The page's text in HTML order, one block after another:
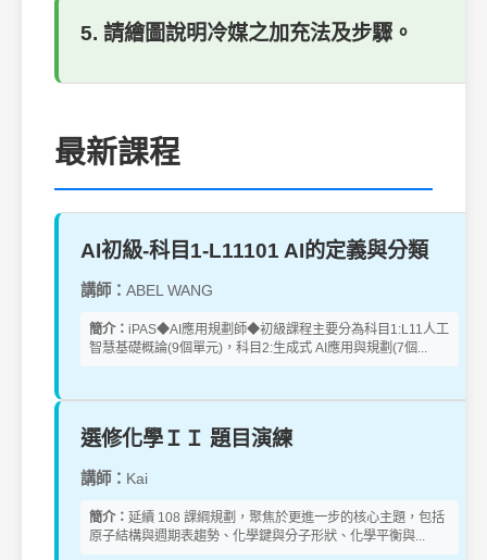
5. 請繪圖說明冷媒之加充法及步驟。
最新課程
AI初級-科目1-L11101 AI的定義與分類
講師： ABEL WANG
簡介： iPAS◆AI應用規劃師◆初級課程主要分為科目1:L11人工
智慧基礎概論(9個單元)，科目2:生成式 AI應用與規劃(7個...
選修化學ＩＩ 題目演練
講師： Kai
簡介： 延續 108 課綱規劃，聚焦於更進一步的核心主題，包括
原子結構與週期表趨勢、化學鍵與分子形狀、化學平衡與...